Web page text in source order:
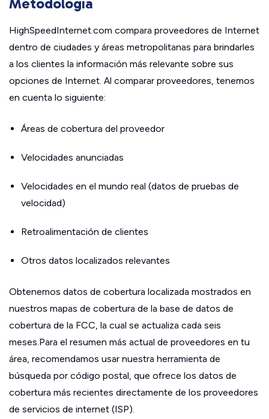
HighSpeedInternet.com compara proveedores de Internet
dentro de ciudades y áreas metropolitanas para brindarles
a los clientes la información más relevante sobre sus
opciones de Internet. Al comparar proveedores, tenemos
en cuenta lo siguiente:
Áreas de cobertura del proveedor
Velocidades anunciadas
Velocidades en el mundo real (datos de pruebas de
velocidad)
Retroalimentación de clientes
Otros datos localizados relevantes
Obtenemos datos de cobertura localizada mostrados en
nuestros mapas de cobertura de la base de datos de
cobertura de la FCC, la cual se actualiza cada seis
meses.Para el resumen más actual de proveedores en tu
área, recomendamos usar nuestra herramienta de
búsqueda por código postal, que ofrece los datos de
cobertura más recientes directamente de los proveedores
de servicios de internet (ISP).